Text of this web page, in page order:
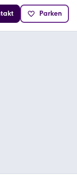
Parken